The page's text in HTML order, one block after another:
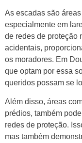
As escadas são
especialmente em
de redes de proteção
acidentais,
os moradores. Em
que optam por essa
queridos possam se
Além disso, áreas
prédios, também
redes de proteção.
mas também